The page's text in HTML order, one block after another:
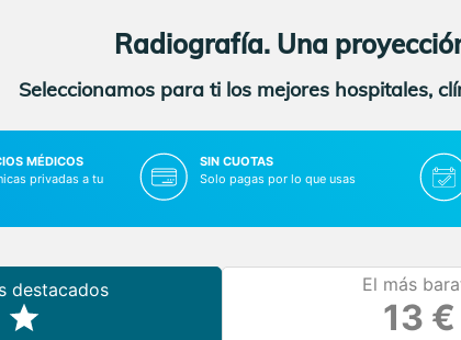
Radiografía. Una
Seleccionamos para ti los mejores hospitales,
MÉDICOS
privadas a tu
SIN CUOTAS
Solo pagas por lo que usas
destacados El más
13 €